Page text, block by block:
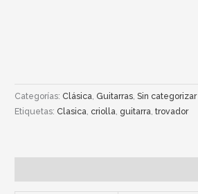
Categorías: Clásica Guitarras ,Sin categorizar
Etiquetas: Clasica criolla guitarra ,trovador